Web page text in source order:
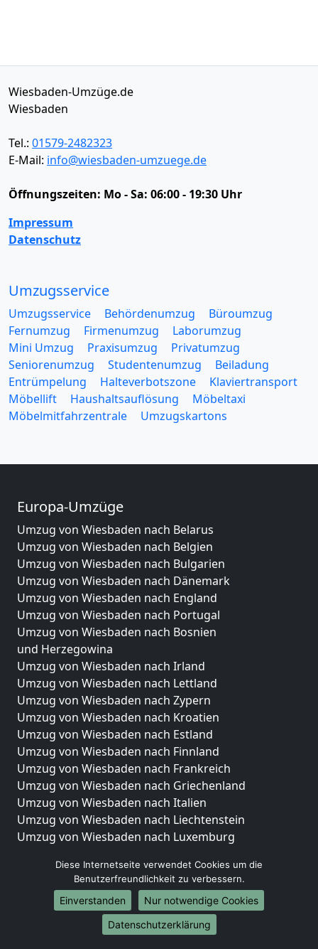
Wiesbaden-Umzüge.de
Wiesbaden
Tel.: 01579-2482323
E-Mail: info@wiesbaden-umzuege.de
Öffnungszeiten: Mo - Sa: 06:00 - 19:30 Uhr
Impressum
Datenschutz
Umzugsservice
Umzugsservice Behördenumzug
Büroumzug
Fernumzug
Firmenumzug
Laborumzug
Mini Umzug
Praxisumzug
Privatumzug
Seniorenumzug
Studentenumzug
Beiladung
Entrümpelung
Halteverbotszone
Klaviertransport
Möbellift
Haushaltsauflösung
Möbeltaxi
Möbelmitfahrzentrale
Umzugskartons
Europa-Umzüge
Umzug von Wiesbaden nach Belarus
Umzug von Wiesbaden nach Belgien
Umzug von Wiesbaden nach Bulgarien
Umzug von Wiesbaden nach Dänemark
Umzug von Wiesbaden nach England
Umzug von Wiesbaden nach Portugal
Umzug von Wiesbaden nach Bosnien
und Herzegowina
Umzug von Wiesbaden nach Irland
Umzug von Wiesbaden nach Lettland
Umzug von Wiesbaden nach Zypern
Umzug von Wiesbaden nach Kroatien
Umzug von Wiesbaden nach Estland
Umzug von Wiesbaden nach Finnland
Umzug von Wiesbaden nach Frankreich
Umzug von Wiesbaden nach Griechenland
Umzug von Wiesbaden nach Italien
Umzug von Wiesbaden nach Liechtenstein
Umzug von Wiesbaden nach Luxemburg
Umzug von Wiesbaden nach Norwegen
Umzüge-Deutschlandweit
Umzug von Wiesbaden nach Berlin
Umzug von Wiesbaden nach Hamburg
Diese Internetseite verwendet Cookies um die
Benutzerfreundlichkeit zu verbessern.
Einverstanden
Nur notwendige Cookies
Datenschutzerklärung